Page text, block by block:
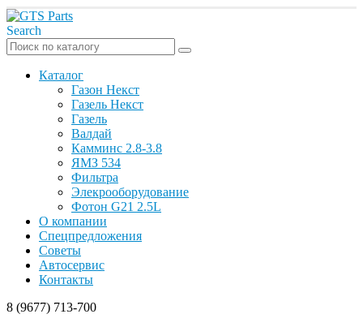
Search
Каталог
Газон Некст
Газель Некст
Газель
Валдай
Камминс 2.8-3.8
ЯМЗ 534
Фильтра
Элекрооборудование
Фотон G21 2.5L
О компании
Спецпредложения
Советы
Автосервис
Контакты
8 (9677) 713-700